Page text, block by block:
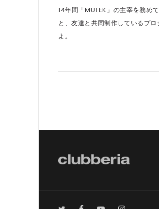
14年間「MUTEK」の主宰を務め
と、友達と共同制作しているプ
よ。